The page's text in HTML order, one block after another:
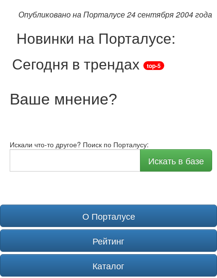
Опубликовано на Порталусе 24 сентября 2004 года
Новинки на Порталусе:
Сегодня в трендах
top-5
Ваше мнение?
Искали что-то другое? Поиск по Порталусу:
Искать в базе
О Порталусе
Рейтинг
Каталог